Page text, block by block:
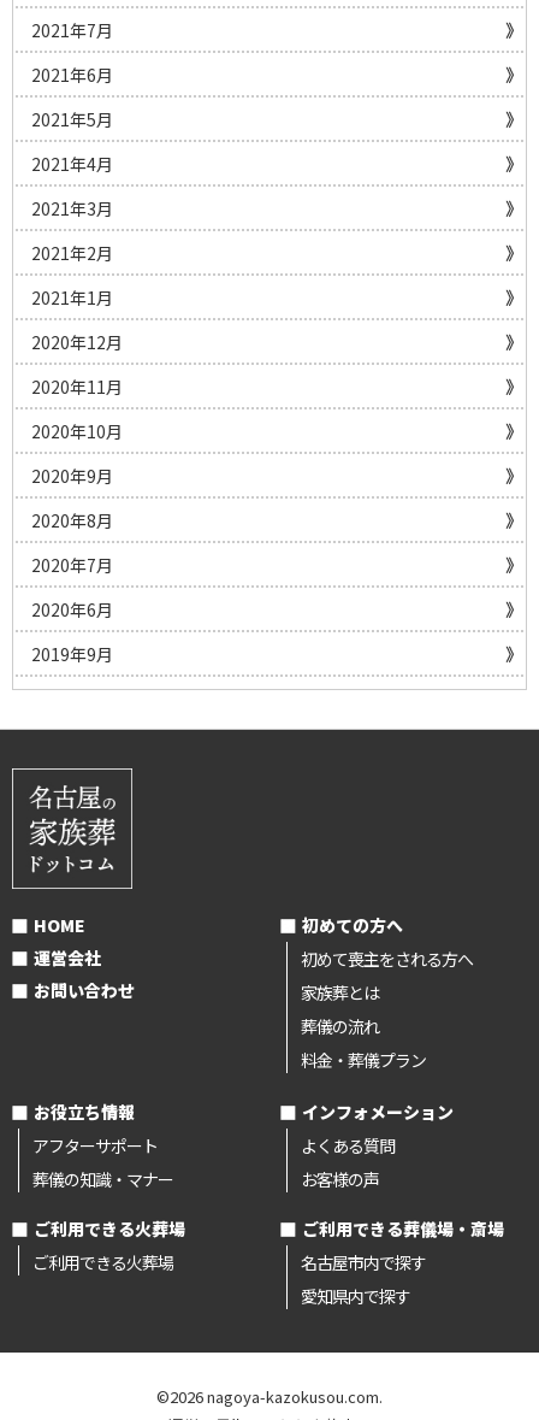
2021年7月
2021年6月
2021年5月
2021年4月
2021年3月
2021年2月
2021年1月
2020年12月
2020年11月
2020年10月
2020年9月
2020年8月
2020年7月
2020年6月
2019年9月
HOME
運営会社
お問い合わせ
初めての方へ
初めて喪主をされる方へ
家族葬とは
葬儀の流れ
料金・葬儀プラン
お役立ち情報
アフターサポート
葬儀の知識・マナー
ご利用できる火葬場
ご利用できる火葬場
インフォメーション
よくある質問
お客様の声
ご利用できる葬儀場・斎場
名古屋市内で探す
愛知県内で探す
©2026 nagoya-kazokusou.com.